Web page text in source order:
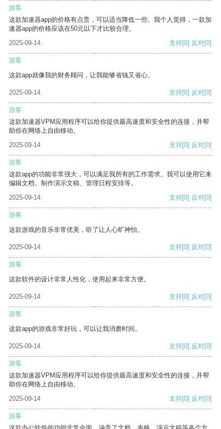
游客
这款加速器app的价格有点贵，可以适当降低一些。我个人觉得，一款加
速器app的价格应该在50元以下才比较合理。
2025-09-14
支持[0] 反对[0]
游客
这款app就像我的财务顾问，让我能够省钱又省心。
2025-09-14 支持[0] 反对[0]
游客
这款加速器VPM应用程序可以给你提供最高速度和安全性的连接，并帮
助你在网络上自由移动。
2025-09-14
支持[0] 反对[0]
游客
这款app的功能非常强大，可以满足我所有的工作需求。我可以使用它来
编辑文档、制作演示文稿、管理日程安排等。
2025-09-14
支持[0] 反对[0]
游客
这款游戏的音乐非常优美，听了让人心旷神怡。
2025-09-14 支持[0] 反对[0]
游客
这款软件的设计非常人性化，使用起来非常方便。
2025-09-14 支持[0] 反对[0]
游客
这款app的游戏非常好玩，可以让我消磨时间。
2025-09-14 支持[0] 反对[0]
游客
这款加速器VPM应用程序可以给你提供最高速度和安全性的连接，并帮
助你在网络上自由移动。
2025-09-14
支持[0] 反对[0]
游客